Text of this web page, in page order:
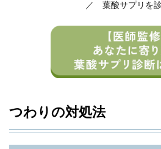
／ 葉酸サプリを
つわりの対処法